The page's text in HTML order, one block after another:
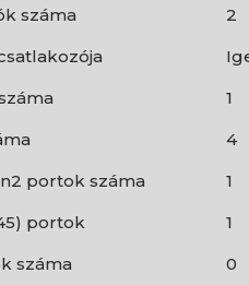
száma
2
1
4
portok száma
1
portok
1
száma
0